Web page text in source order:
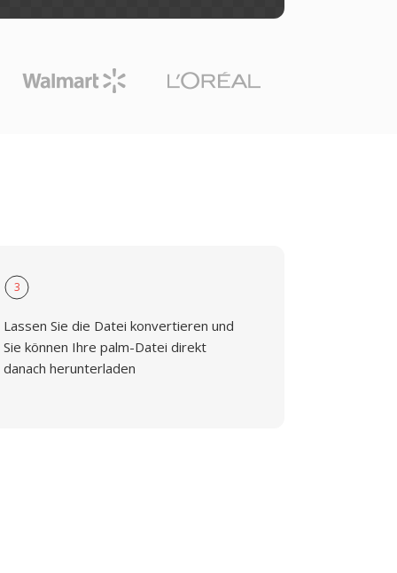
3
Lassen Sie die Datei konvertieren und
Sie können Ihre palm-Datei direkt
danach herunterladen